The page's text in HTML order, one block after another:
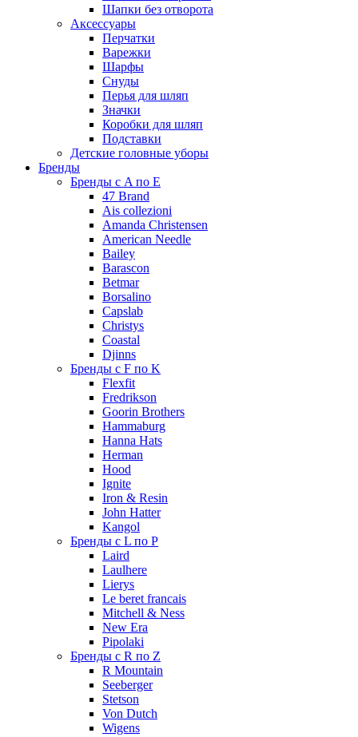
Шапки без отворота
Аксессуары
Перчатки
Варежки
Шарфы
Снуды
Перья для шляп
Значки
Коробки для шляп
Подставки
Детские головные уборы
Бренды
Бренды с A по E
47 Brand
Ais collezioni
Amanda Christensen
American Needle
Bailey
Barascon
Betmar
Borsalino
Capslab
Christys
Coastal
Djinns
Бренды с F по K
Flexfit
Fredrikson
Goorin Brothers
Hammaburg
Hanna Hats
Herman
Hood
Ignite
Iron & Resin
John Hatter
Kangol
Бренды с L по P
Laird
Laulhere
Lierys
Le beret francais
Mitchell & Ness
New Era
Pipolaki
Бренды с R по Z
R Mountain
Seeberger
Stetson
Von Dutch
Wigens